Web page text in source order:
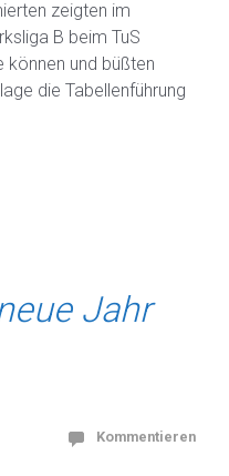
zeigten im
B beim TuS
und büßten
die Tabellenführung
Jahr
Kommentieren